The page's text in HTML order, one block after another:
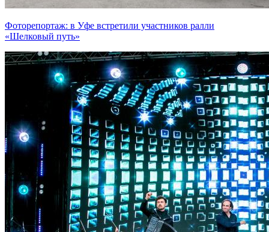
Фоторепортаж: в Уфе встретили участников ралли
«Шелковый путь»